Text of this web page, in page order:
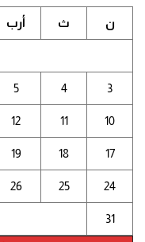
ن ث أرب
3
4
5
10
11
12
17
18
19
24
25
26
31